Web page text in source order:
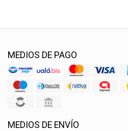
MEDIOS DE PAGO
MEDIOS DE ENVÍO